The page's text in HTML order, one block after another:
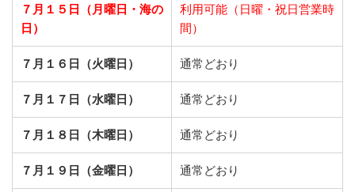
７月１５日（月曜日・海の
日）
利用可能（日曜・祝日営業時
間）
７月１６日（火曜日） 通常どおり
７月１７日（水曜日） 通常どおり
７月１８日（木曜日） 通常どおり
７月１９日（金曜日） 通常どおり